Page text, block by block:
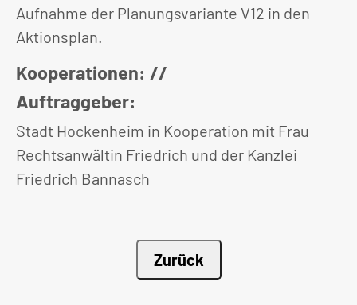
Aufnahme der Planungsvariante V12 in den
Aktionsplan.
Kooperationen: //
Auftraggeber:
Stadt Hockenheim in Kooperation mit Frau
Rechtsanwältin Friedrich und der Kanzlei
Friedrich Bannasch
Zurück